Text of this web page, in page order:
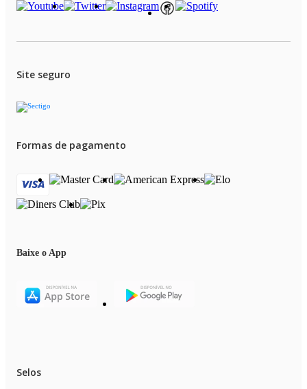
Site seguro
Formas de pagamento
Baixe o App
Selos